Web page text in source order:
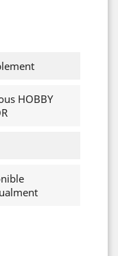
HOBBY